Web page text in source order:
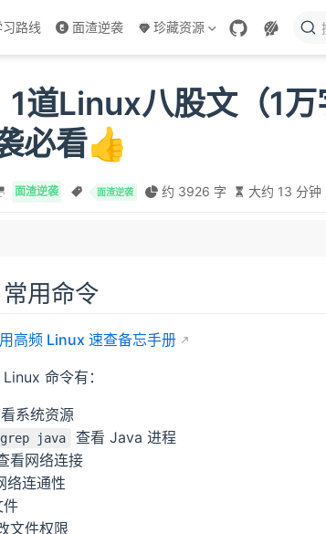
习路线 面渣逆袭 珍藏资源
道Linux八股文（1
必看👍
面渣逆袭 面渣逆袭 约 3926 字 大约 13 分钟
用命令
高频 Linux 速查备忘手册
命令有：
系统资源
java 查看 Java 进程
看网络连接
络连通性
文件权限